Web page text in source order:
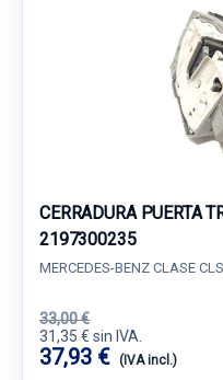
CERRADURA PUERTA
2197300235
MERCEDES-BENZ CLASE
33,00 €
31,35 € sin IVA.
37,93 € (IVA incl.)